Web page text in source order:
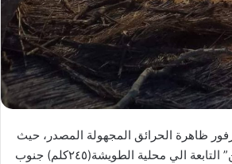
ظاهرة الحرائق المجهولة المصدر، حيث
شهدت قرية “عيال أمين” التابعة الي محلية الطويشة(٢٤٥كلم) جنوب